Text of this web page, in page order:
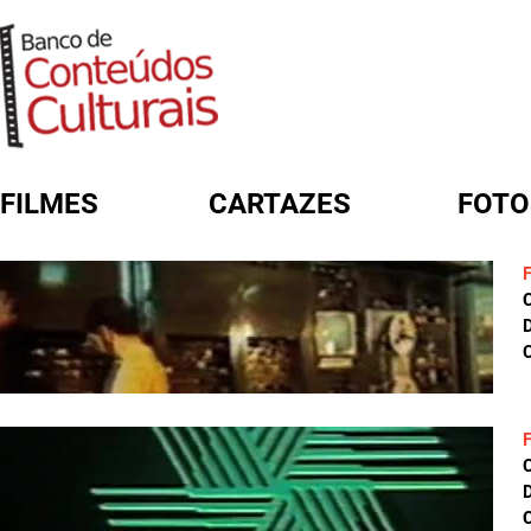
FILMES CARTAZES
FORMULÁRIO DE BUSCA